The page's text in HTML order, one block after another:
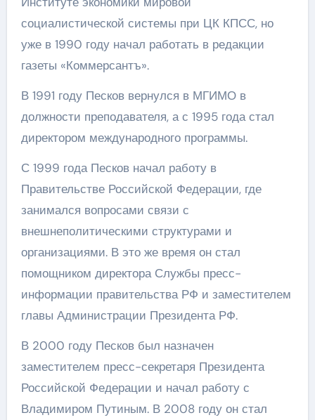
социалистической системы при ЦК КПСС, но
уже в 1990 году начал работать в редакции
газеты «Коммерсантъ».
В 1991 году Песков вернулся в МГИМО в
должности преподавателя, а с 1995 года стал
директором международного программы.
С 1999 года Песков начал работу в
Правительстве Российской Федерации, где
занимался вопросами связи с
внешнеполитическими структурами и
организациями. В это же время он стал
помощником директора Службы пресс-
информации правительства РФ и заместителем
главы Администрации Президента РФ.
В 2000 году Песков был назначен
заместителем пресс-секретаря Президента
Российской Федерации и начал работу с
Владимиром Путиным. В 2008 году он стал